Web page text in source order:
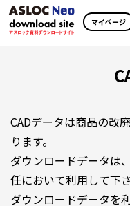
マイページ
CADデータは商品の改
ります。
ダウンロードデータは
任において利用して下さ
ダウンロードデータを